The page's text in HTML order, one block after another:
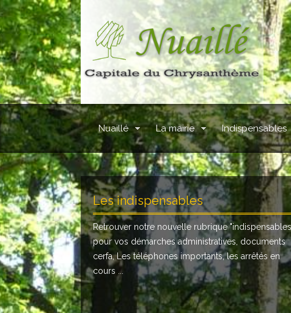
Nuaillé La mairie Indispensables
Les indispensables
Retrouver notre nouvelle rubrique "indispensables
pour vos démarches administratives, documents
cerfa, Les téléphones importants, les arrêtés en
cours ...